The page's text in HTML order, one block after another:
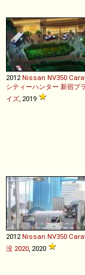
2012Nissan NV350
シティーハンター 新宿プ
イズ, 2019
2012Nissan NV350
没 2020, 2020